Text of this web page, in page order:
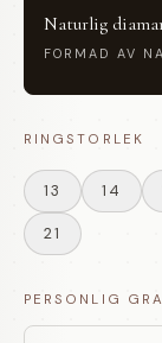
Naturlig
FORMAD AV
RINGSTORLEK
13 14
21
PERSONLIG